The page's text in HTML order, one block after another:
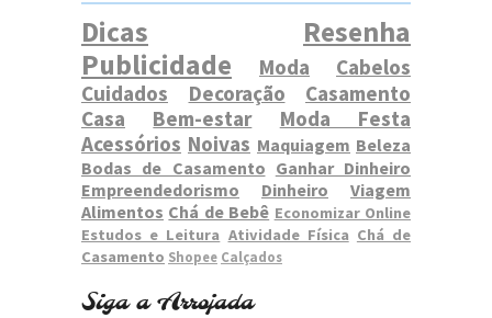
Dicas
Resenha
Publicidade
Moda
Cabelos
Cuidados
Decoração
Casamento
Casa
Bem-estar
Moda Festa
Acessórios Noivas Maquiagem Beleza
Bodas de Casamento Ganhar Dinheiro
Empreendedorismo
Dinheiro
Viagem
Alimentos Chá de Bebê Economizar Online
Estudos e Leitura Atividade Física Chá de
Casamento Shopee Calçados
Siga a Arrojada